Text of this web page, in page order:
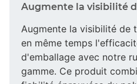
Augmente la visibilité
Augmente la visibilité de
en même temps
d'emballage avec notre
gamme. Ce produit